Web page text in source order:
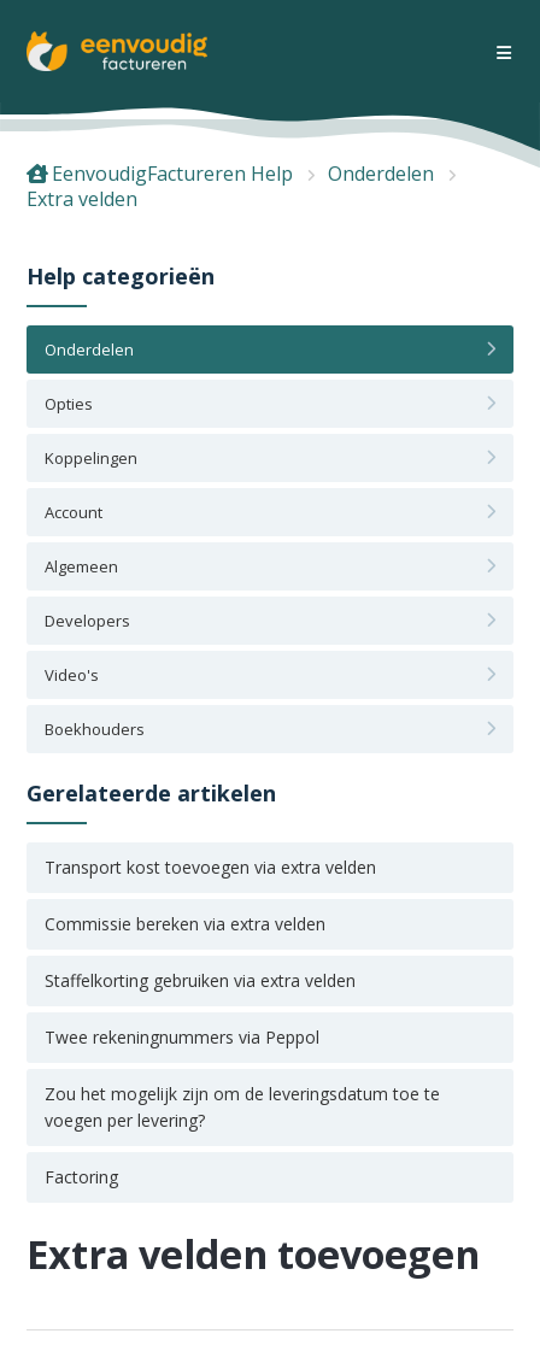
EenvoudigFactureren Help
Onderdelen
Extra velden
Help categorieën
Onderdelen
Opties
Koppelingen
Account
Algemeen
Developers
Video's
Boekhouders
Gerelateerde artikelen
Transport kost toevoegen via extra velden
Commissie bereken via extra velden
Staffelkorting gebruiken via extra velden
Twee rekeningnummers via Peppol
Zou het mogelijk zijn om de leveringsdatum toe te
voegen per levering?
Factoring
Extra velden toevoegen